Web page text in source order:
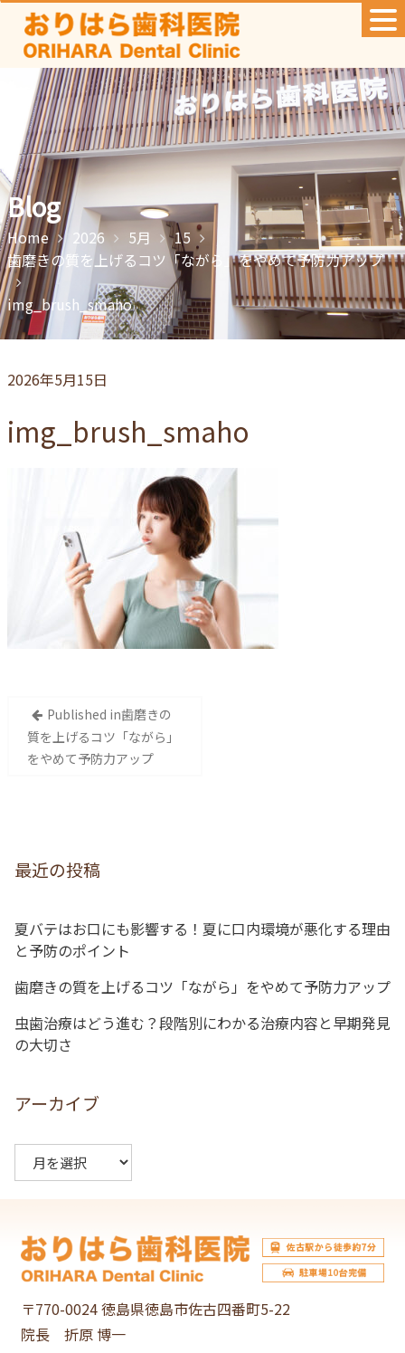
Skip
content
Blog
Home 2026 5月
15
歯磨きの質を上げるコツ「ながら」をやめて予防力アップ
img_brush_smaho
2026年5月15日
img_brush_smaho
シ
ン
Published in歯磨きの
質を上げるコツ「ながら」
をやめて予防力アップ
最近の投稿
夏バテはお口にも影響する！夏に口内環境が悪化する理由
と予防のポイント
歯磨きの質を上げるコツ「ながら」をやめて予防力アップ
虫歯治療はどう進む？段階別にわかる治療内容と早期発見
の大切さ
アーカイブ
ー
ブ
〒770-0024 徳島県徳島市佐古四番町5-22
院長 折原 博一